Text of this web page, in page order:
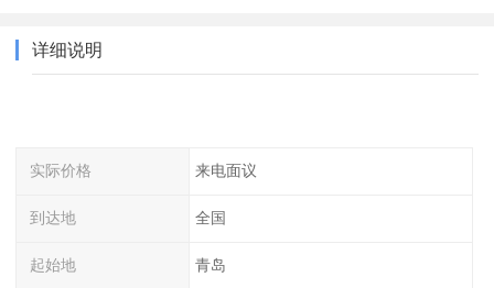
详细说明
实际价格 来电面议
到达地 全国
起始地 青岛